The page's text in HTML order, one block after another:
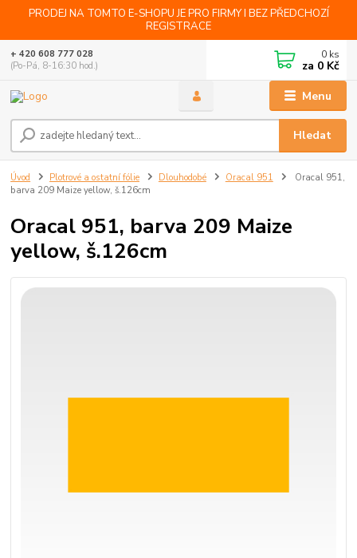
PRODEJ NA TOMTO E-SHOPU JE PRO FIRMY I BEZ PŘEDCHOZÍ
REGISTRACE
Menu
Hledat
+ 420 608 777 028
(Po-Pá, 8-16:30 hod.)
0 ks
za 0 Kč
Úvod Plotrové a ostatní fólie Dlouhodobé Oracal 951
Oracal 951,
barva 209 Maize yellow, š.126cm
Oracal 951, barva 209 Maize
yellow, š.126cm